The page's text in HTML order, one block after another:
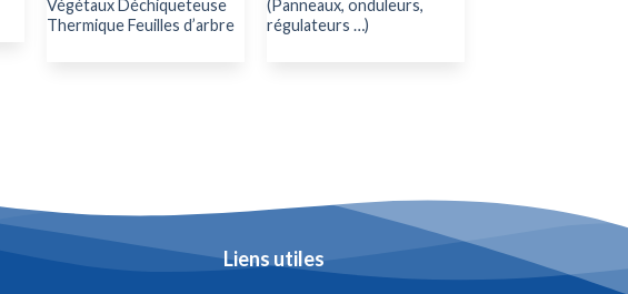
Végétaux Déchiqueteuse
Thermique Feuilles d’arbre
(Panneaux, onduleurs,
régulateurs …)
Liens utiles